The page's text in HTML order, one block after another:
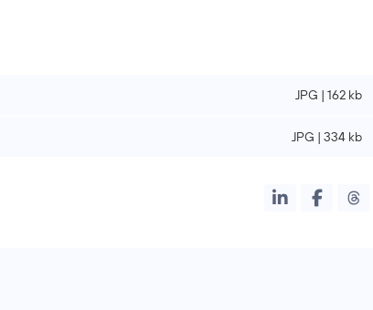
JPG | 162 kb
JPG | 334 kb